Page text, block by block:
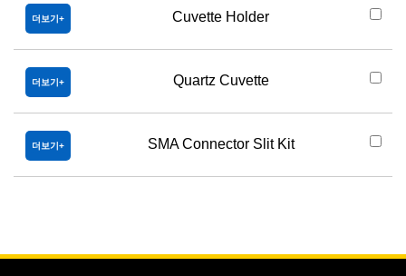
더보기 Cuvette Holder
더보기 Quartz Cuvette
더보기 SMA Connector Slit Kit